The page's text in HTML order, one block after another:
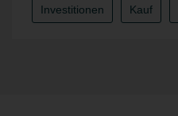
Investitionen Kauf